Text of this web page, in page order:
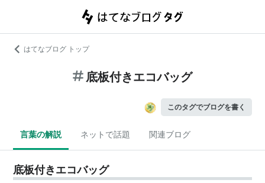
はてなブログ トップ
底板付きエコバッグ
このタグでブログを書く
言葉の解説 ネットで話題 関連ブログ
底板付きエコバッグ